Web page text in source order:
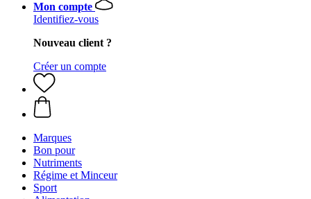
Mon compte
Identifiez-vous
Nouveau client ?
Créer un compte
Marques
Bon pour
Nutriments
Régime et Minceur
Sport